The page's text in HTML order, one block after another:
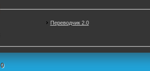
Переводчик 2.0
0